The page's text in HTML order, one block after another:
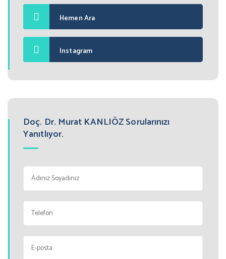
Hemen Ara
Instagram
Doç. Dr. Murat KANLIÖZ Sorularınızı
Yanıtlıyor.